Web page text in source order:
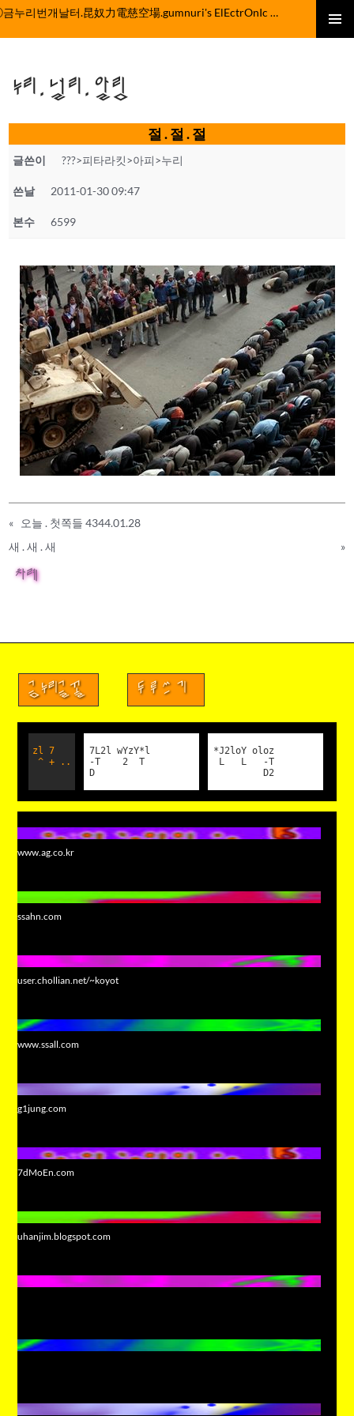
컨
뛰
기
ⓒ금누리번개날터.昆奴力電慈空場.gumnuri's ElEctrOnIc fActOrY
누리.널리.알림
절 . 절 . 절
글쓴이 ???>피타라킷>아피>누리
쓴날 2011-01-30 09:47
본수 6599
«
오늘 . 첫쪽들 4344.01.28
새 . 새 . 새
»
차례
금누리글꼴 두루쓰기
zl 7
^ + ..
7L2l wYzY*l
-T 2 T
D
*J2loY oloz
L L -T
D2
www.ag.co.kr
ssahn.com
user.chollian.net/~koyot
www.ssall.com
g1jung.com
7dMoEn.com
uhanjim.blogspot.com